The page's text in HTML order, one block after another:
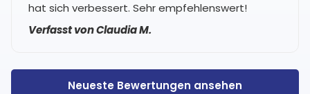
hat sich verbessert. Sehr empfehlenswert!
Verfasst von Claudia M.
Neueste Bewertungen ansehen